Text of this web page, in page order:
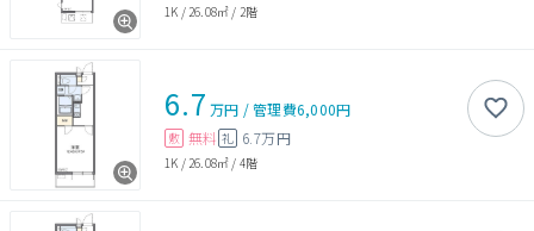
1K / 26.08㎡ / 2階
6.7 万円 /管理費6,000円
敷 無料 礼 6.7万円
1K / 26.08㎡ / 4階